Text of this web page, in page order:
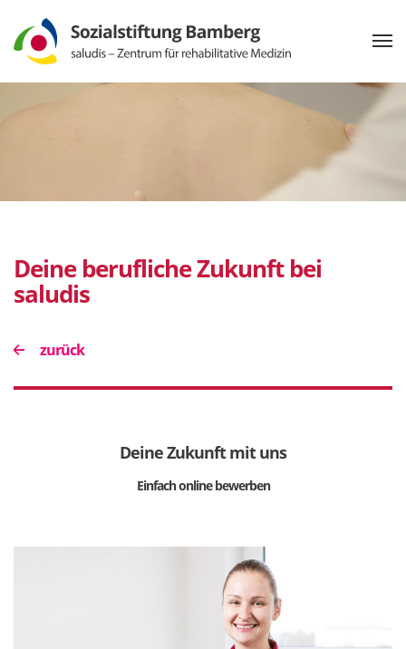
Deine berufliche Zukunft bei
saludis
zurück
Deine Zukunft mit uns
Einfach online bewerben